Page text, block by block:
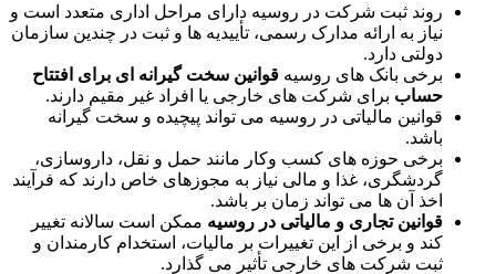
روند ثبت شرکت در روسیه دارای مراحل اداری متعدد است و
نیاز به ارائه مدارک رسمی، تأییدیه‌ ها و ثبت در چندین سازمان
دولتی دارد.
برخی بانک‌ های روسیه قوانین سخت‌ گیرانه ‌ای برای افتتاح
حساب برای شرکت‌ های خارجی یا افراد غیر مقیم دارند.
قوانین مالیاتی در روسیه می ‌تواند پیچیده و سخت ‌گیرانه
باشد.
برخی حوزه‌ های کسب ‌وکار مانند حمل‌ و نقل، داروسازی،
گردشگری، غذا و مالی نیاز به مجوزهای خاص دارند که فرآیند
اخذ آن ها می ‌تواند زمان ‌بر باشد.
قوانین تجاری و مالیاتی در روسیه ممکن است سالانه تغییر
کند و برخی از این تغییرات بر مالیات، استخدام کارمندان و
ثبت شرکت ‌های خارجی تأثیر می‌ گذارد.